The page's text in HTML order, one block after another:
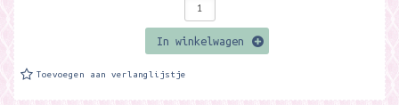
In winkelwagen
Toevoegen aan verlanglijstje